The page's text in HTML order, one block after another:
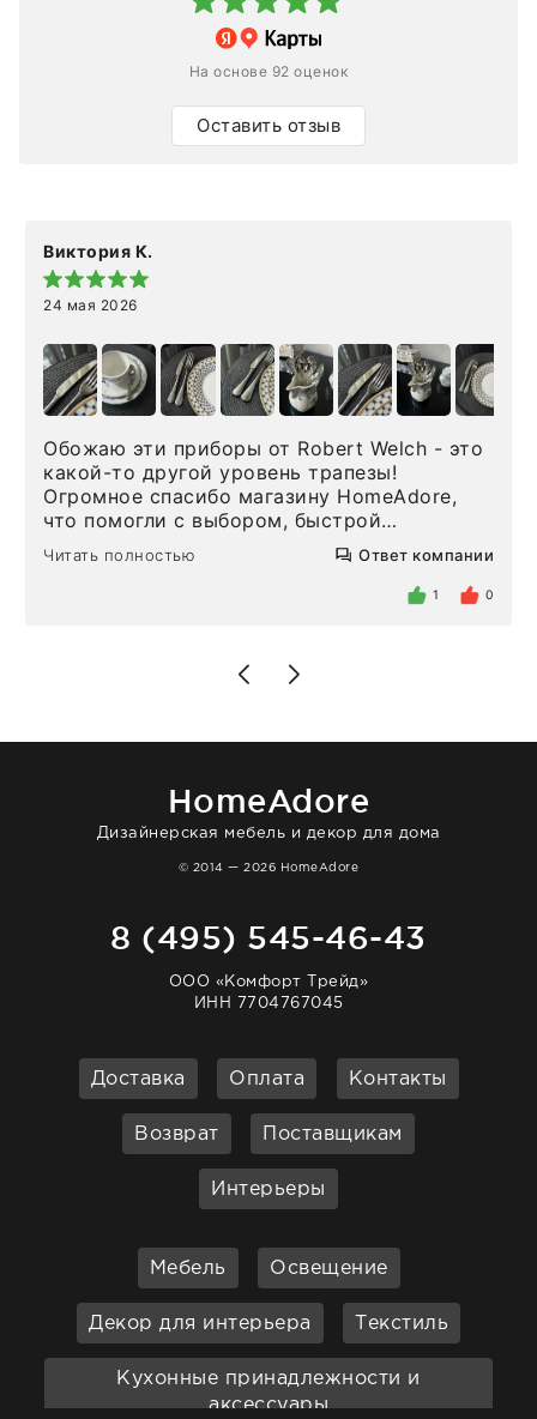
На основе 92 оценок
Оставить отзыв
Виктория К.
24 мая 2026
Обожаю эти приборы от Robert Welch - это
какой-то другой уровень трапезы!
Огромное спасибо магазину HomeAdore,
что помогли с выбором, быстрой
доставкой и высоким сервисом. Один раз
была здесь лично, забирала чайные ложки,
внутри очень много антикварной посуды,
Позже заказывала остальные приборы -
доставили сдэком на следующий день к
отвечает очень быстро. Взаимодействием
Читать полностью Ответ компании
1 0
HomeAdore
Дизайнерская мебель и декор для дома
© 2014 — 2026 HomeAdore
8 (495) 545-46-43
ООО «Комфорт Трейд»
ИНН 7704767045
Доставка Оплата Контакты
Возврат Поставщикам
Интерьеры
Мебель Освещение
Декор для интерьера Текстиль
Кухонные принадлежности и
аксессуары